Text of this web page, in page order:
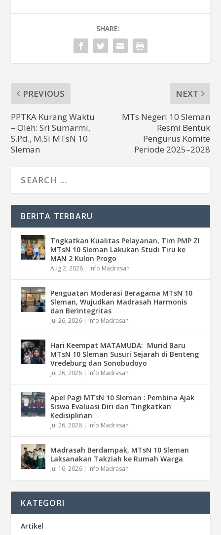
SHARE:
PREVIOUS
PPTKA Kurang Waktu
– Oleh: Sri Sumarmi,
S.Pd., M.Si MTsN 10
Sleman
NEXT
MTs Negeri 10 Sleman
Resmi Bentuk
Pengurus Komite
Periode 2025–2028
BERITA TERBARU
Tngkatkan Kualitas Pelayanan, Tim PMP ZI
MTsN 10 Sleman Lakukan Studi Tiru ke
MAN 2 Kulon Progo
Aug 2, 2026 | Info Madrasah
Penguatan Moderasi Beragama MTsN 10
Sleman, Wujudkan Madrasah Harmonis
dan Berintegritas
Jul 26, 2026 | Info Madrasah
Hari Keempat MATAMUDA: Murid Baru
MTsN 10 Sleman Susuri Sejarah di Benteng
Vredeburg dan Sonobudoyo
Jul 26, 2026 | Info Madrasah
Apel Pagi MTsN 10 Sleman : Pembina Ajak
Siswa Evaluasi Diri dan Tingkatkan
Kedisiplinan
Jul 26, 2026 | Info Madrasah
Madrasah Berdampak, MTsN 10 Sleman
Laksanakan Takziah ke Rumah Warga
Jul 16, 2026 | Info Madrasah
KATEGORI
Artikel